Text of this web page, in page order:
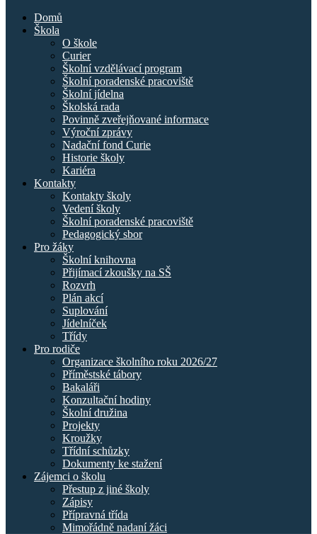
Domů
Škola
O škole
Curier
Školní vzdělávací program
Školní poradenské pracoviště
Školní jídelna
Školská rada
Povinně zveřejňované informace
Výroční zprávy
Nadační fond Curie
Historie školy
Kariéra
Kontakty
Kontakty školy
Vedení školy
Školní poradenské pracoviště
Pedagogický sbor
Pro žáky
Školní knihovna
Přijímací zkoušky na SŠ
Rozvrh
Plán akcí
Suplování
Jídelníček
Třídy
Pro rodiče
Organizace školního roku 2026/27
Příměstské tábory
Bakaláři
Konzultační hodiny
Školní družina
Projekty
Kroužky
Třídní schůzky
Dokumenty ke stažení
Zájemci o školu
Přestup z jiné školy
Zápisy
Přípravná třída
Mimořádně nadaní žáci